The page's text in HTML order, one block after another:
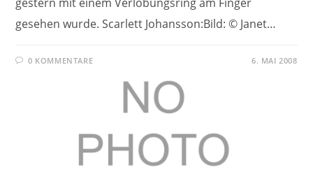
gesehen wurde. Scarlett Johansson:Bild: © Janet…
0 KOMMENTARE 6. MAI 2008